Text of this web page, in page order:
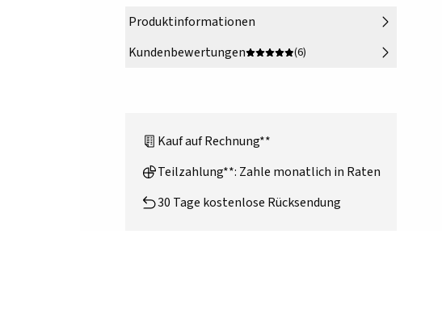
Produktinformationen
Kundenbewertungen
(6)
Kauf auf Rechnung**
Teilzahlung**: Zahle monatlich in Raten
30 Tage kostenlose Rücksendung